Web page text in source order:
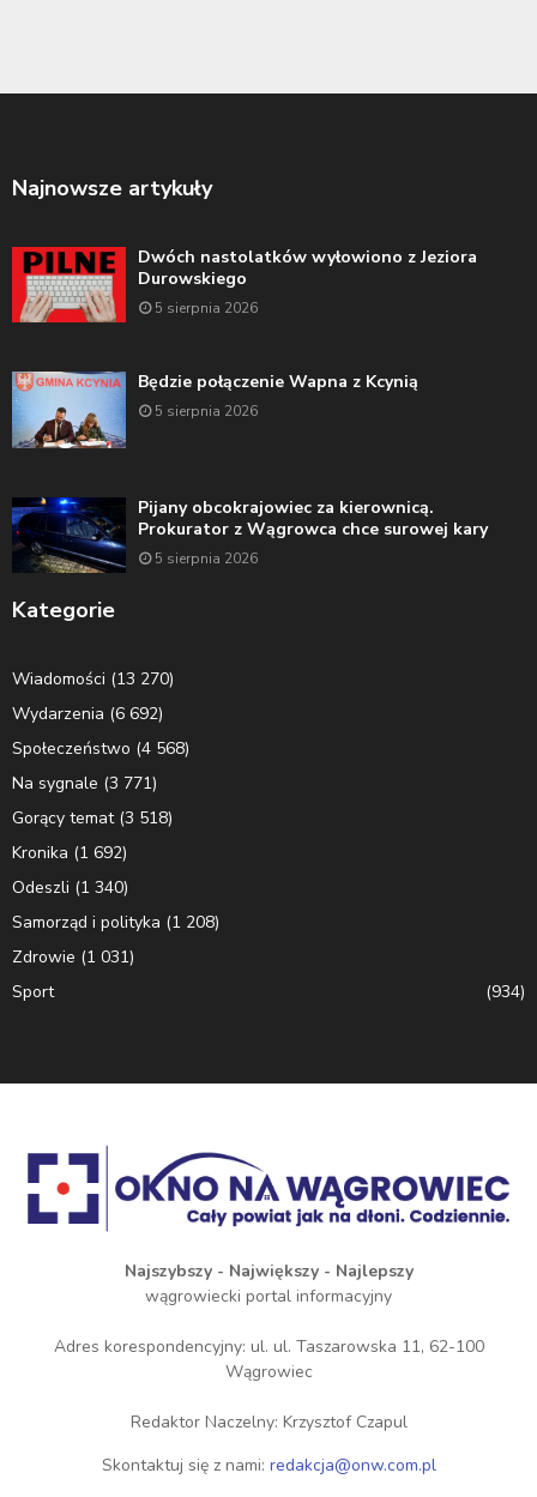
Najnowsze artykuły
Dwóch nastolatków wyłowiono z Jeziora
Durowskiego
5 sierpnia 2026
Będzie połączenie Wapna z Kcynią
5 sierpnia 2026
Pijany obcokrajowiec za kierownicą.
Prokurator z Wągrowca chce surowej kary
5 sierpnia 2026
Kategorie
Wiadomości (13 270)
Wydarzenia (6 692)
Społeczeństwo (4 568)
Na sygnale (3 771)
Gorący temat(3 518)
Kronika (1 692)
Odeszli (1 340)
Samorząd i polityka (1 208)
Zdrowie (1 031)
Sport
(934)
Najszybszy - Największy - Najlepszy
wągrowiecki portal informacyjny
Adres korespondencyjny: ul. ul. Taszarowska 11, 62-100
Wągrowiec
Redaktor Naczelny: Krzysztof Czapul
Skontaktuj się z nami: redakcja@onw.com.pl